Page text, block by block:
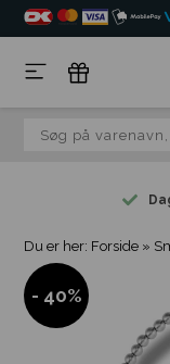
Du er her: Forside »
- 40%